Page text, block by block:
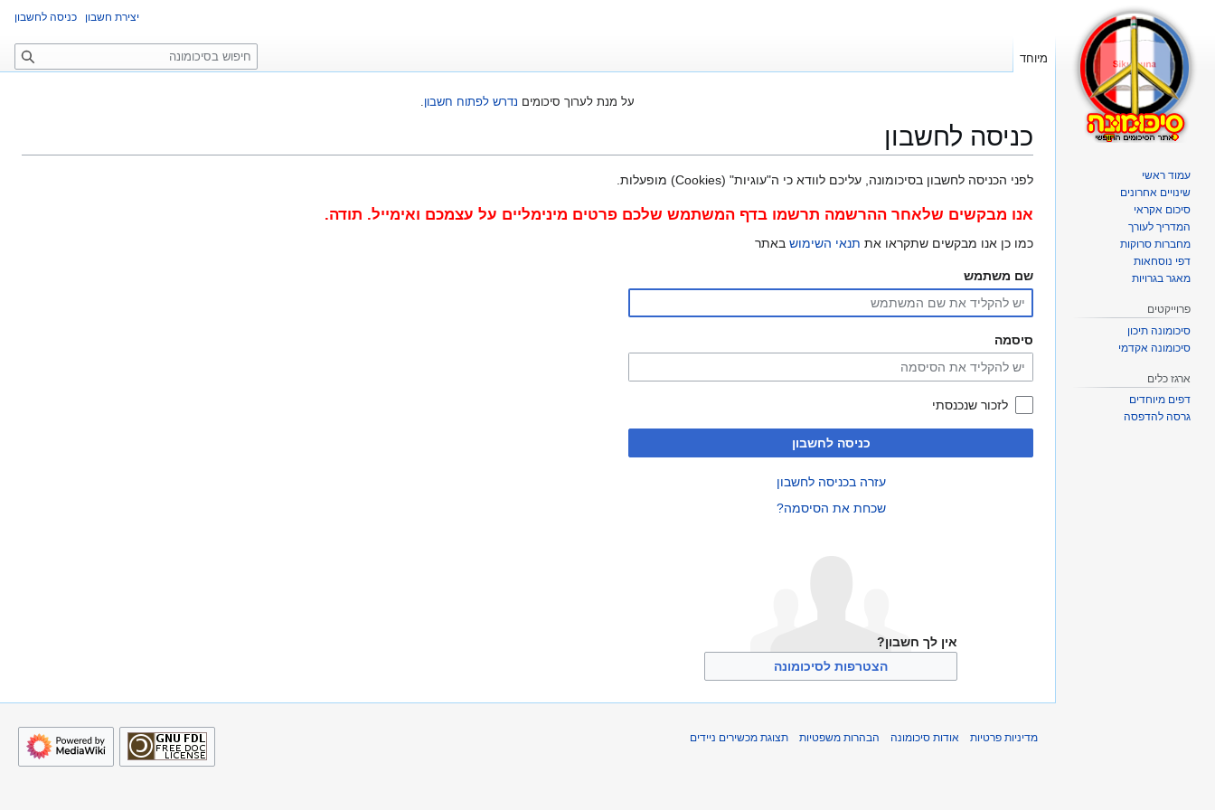
על מנת לערוך סיכומים נדרש לפתוח חשבון.
כניסה לחשבון
קפיצה
קפיצה
לפני הכניסה לחשבון בסיכומונה, עליכם לוודא כי ה"עוגיות" (Cookies) מופעלות.
אנו מבקשים שלאחר ההרשמה תרשמו בדף המשתמש שלכם פרטים מינימליים על עצמכם ואימייל. תודה.
כמו כן אנו מבקשים שתקראו את תנאי השימוש באתר
שם משתמש
סיסמה
לזכור שנכנסתי
כניסה לחשבון
עזרה בכניסה לחשבון
שכחת את הסיסמה?
אין לך חשבון?
הצטרפות לסיכומונה
יצירת חשבון כניסה לחשבון
מיוחד
ח
י
עמוד ראשי
שינויים אחרונים
סיכום אקראי
המדריך לעורך
מחברות סרוקות
דפי נוסחאות
מאגר בגרויות
פרוייקטים
סיכומונה תיכון
סיכומונה אקדמי
ארגז כלים
דפים מיוחדים
גרסה להדפסה
מדיניות פרטיות אודות סיכומונה הבהרות משפטיות תצוגת מכשירים ניידים